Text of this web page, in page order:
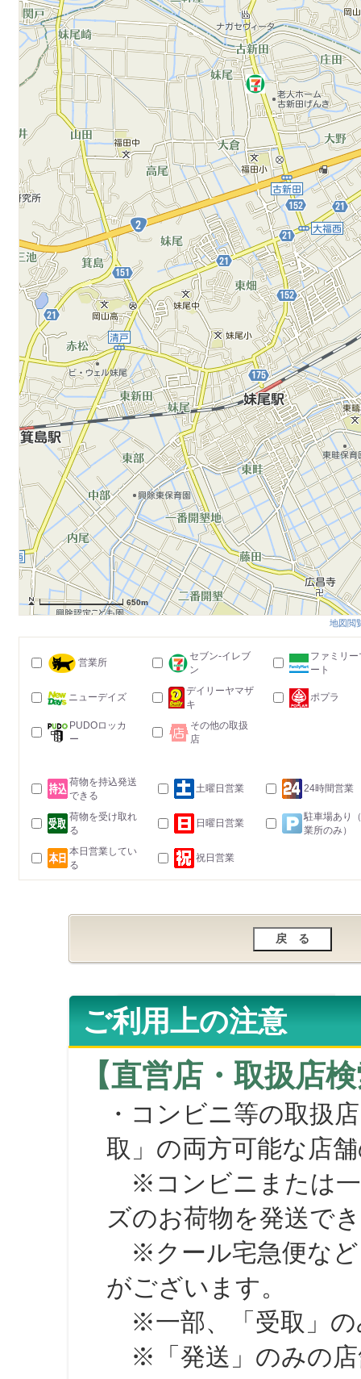
650m
地図閲
営業所
セブン-イレブ
ン
ファミリー
ート
ニューデイズ
デイリーヤマザ
キ
ポプラ
PUDOロッカ
ー
その他の取扱
店
荷物を持込発送
できる
土曜日営業 24時間営業
荷物を受け取れ
る
日曜日営業
駐車場あり
業所のみ）
本日営業してい
る
祝日営業
ご利用上の注意
【直営店・取扱店
・コンビニ等の取扱
取」の両方可能な店
※コンビニまたは一
ズのお荷物を発送で
※クール宅急便など
がございます。
※一部、「受取」の
※「発送」のみの店